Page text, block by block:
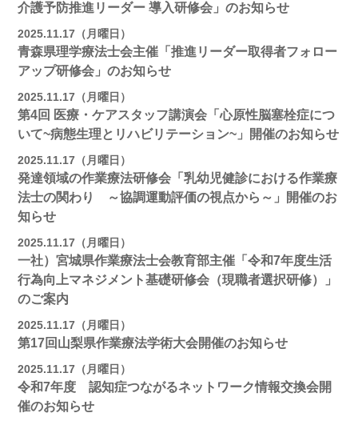
介護予防推進リーダー 導入研修会」のお知らせ
2025.11.17（月曜日）
青森県理学療法士会主催「推進リーダー取得者フォロー
アップ研修会」のお知らせ
2025.11.17（月曜日）
第4回 医療・ケアスタッフ講演会「心原性脳塞栓症につ
いて~病態生理とリハビリテーション~」開催のお知らせ
2025.11.17（月曜日）
発達領域の作業療法研修会「乳幼児健診における作業療
法士の関わり ～協調運動評価の視点から～」開催のお
知らせ
2025.11.17（月曜日）
一社）宮城県作業療法士会教育部主催「令和7年度生活
行為向上マネジメント基礎研修会（現職者選択研修）」
のご案内
2025.11.17（月曜日）
第17回山梨県作業療法学術大会開催のお知らせ
2025.11.17（月曜日）
令和7年度 認知症つながるネットワーク情報交換会開
催のお知らせ